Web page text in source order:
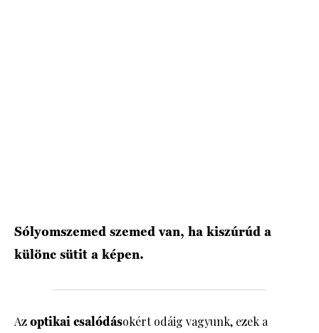
Sólyomszemed szemed van, ha kiszúrúd a
különc sütit a képen.
Azoptikai csalódásokért odáig vagyunk, ezek a